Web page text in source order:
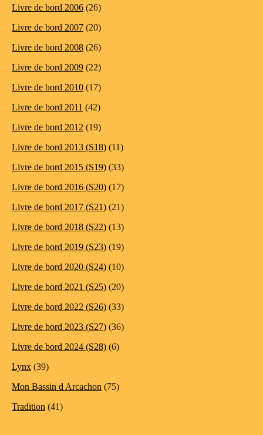
Livre de bord 2006 (26)
Livre de bord 2007 (20)
Livre de bord 2008 (26)
Livre de bord 2009 (22)
Livre de bord 2010 (17)
Livre de bord 2011 (42)
Livre de bord 2012 (19)
Livre de bord 2013 (S18) (11)
Livre de bord 2015 (S19) (33)
Livre de bord 2016 (S20) (17)
Livre de bord 2017 (S21) (21)
Livre de bord 2018 (S22) (13)
Livre de bord 2019 (S23) (19)
Livre de bord 2020 (S24) (10)
Livre de bord 2021 (S25) (20)
Livre de bord 2022 (S26) (33)
Livre de bord 2023 (S27) (36)
Livre de bord 2024 (S28) (6)
Lynx (39)
Mon Bassin d Arcachon (75)
Tradition (41)